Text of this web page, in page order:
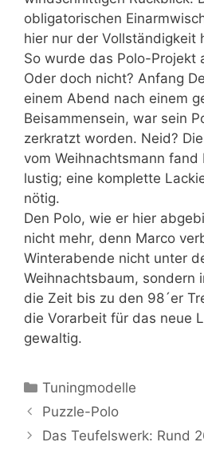
obligatorischen
hier nur der Vollständigkeit
So wurde das Polo-Projekt
Oder doch nicht? Anfang
einem Abend nach einem
Beisammensein, war sein
zerkratzt worden. Neid?
vom Weihnachtsmann fand
lustig; eine komplette
nötig.
Den Polo, wie er hier
nicht mehr, denn Marco
Winterabende nicht unter
Weihnachtsbaum, sondern
die Zeit bis zu den 98´er
die Vorarbeit für das neue
gewaltig.
Kategorien
Tuningmodelle
Puzzle-Polo
Das Teufelswerk: Rund